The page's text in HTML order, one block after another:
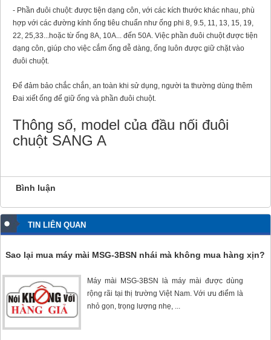
- Phần đuôi chuột: được tiện dạng côn, với các kích thước khác nhau, phù
hợp với các đường kính ống tiêu chuẩn như ống phi 8, 9.5, 11, 13, 15, 19,
22, 25,33...hoặc từ ống 8A, 10A... đến 50A. Việc phần đuôi chuột được tiện
dạng côn, giúp cho việc cắm ống dễ dàng, ống luôn được giữ chặt vào
đuôi chuột.
Để đảm bảo chắc chắn, an toàn khi sử dụng, người ta thường dùng thêm
Đai xiết ống để giữ ống và phần đuôi chuột.
Thông số, model của đầu nối đuôi
chuột SANG A
Bình luận
TIN LIÊN QUAN
Sao lại mua máy mài MSG-3BSN nhái mà không mua hàng xịn?
Máy mài MSG-3BSN
là máy mài được dùng
rộng rãi tại thị trường Việt Nam. Với ưu điểm là
nhỏ gọn, trọng lượng nhẹ, ...